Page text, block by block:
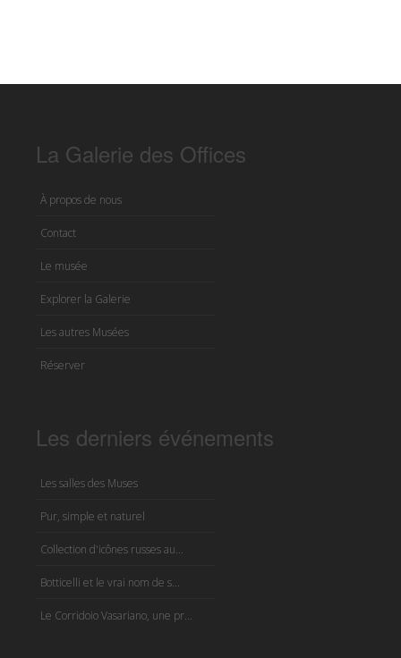
La Galerie des Offices
À propos de nous
Contact
Le musée
Explorer la Galerie
Les autres Musées
Réserver
Les derniers événements
Les salles des Muses
Pur, simple et naturel
Collection d'icônes russes au...
Botticelli et le vrai nom de s...
Le Corridoio Vasariano, une pr...